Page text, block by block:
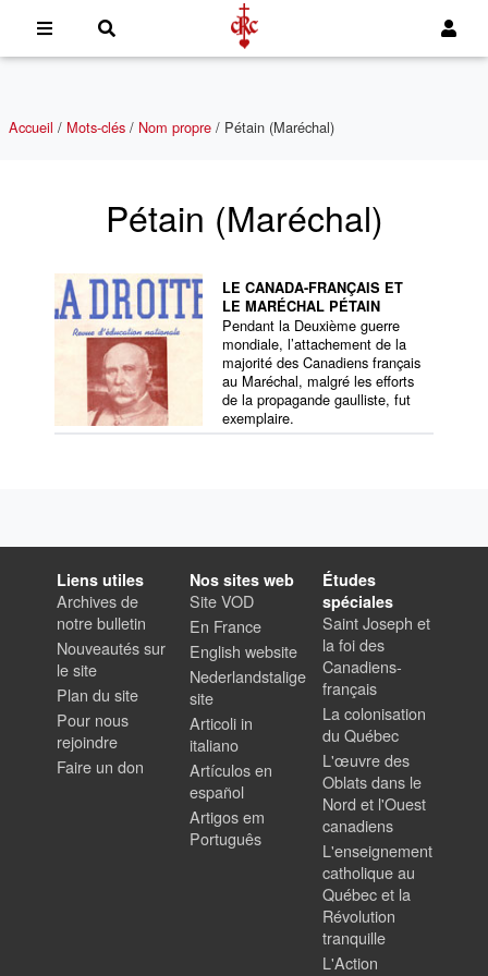
Accueil / Mots-clés / Nom propre / Pétain (Maréchal)
Pétain (Maréchal)
LE CANADA-FRANÇAIS ET
LE MARÉCHAL PÉTAIN
Pendant la Deuxième guerre
mondiale, l’attachement de la
majorité des Canadiens français
au Maréchal, malgré les efforts
de la propagande gaulliste, fut
exemplaire.
Liens utiles
Archives de
notre bulletin
Nouveautés sur
le site
Plan du site
Pour nous
rejoindre
Faire un don
Nos sites web
Site VOD
En France
English website
Nederlandstalige
site
Articoli in
italiano
Artículos en
español
Artigos em
Português
Études
spéciales
Saint Joseph et
la foi des
Canadiens-
français
La colonisation
du Québec
L'œuvre des
Oblats dans le
Nord et l'Ouest
canadiens
L'enseignement
catholique au
Québec et la
Révolution
tranquille
L'Action